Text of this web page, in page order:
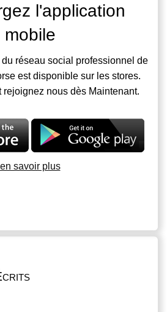
l'application
mobile
réseau social professionnel de
est disponible sur les stores.
rejoignez nous dès Maintenant.
en savoir plus